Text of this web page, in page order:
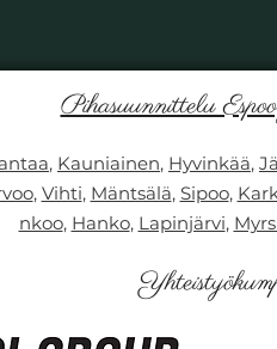
Pihasuunnittelu
, Kauniainen, Hyvinkää,
, Vihti, Mäntsälä, Sipoo,
nkoo, Hanko, Lapinjärvi,